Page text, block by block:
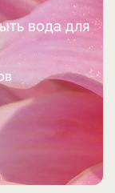
вода для